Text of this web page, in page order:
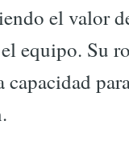
el valor
equipo. Su